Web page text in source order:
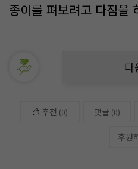
종이를 펴보려고 다짐을
다
추천 (0) 댓글 (0)
후원